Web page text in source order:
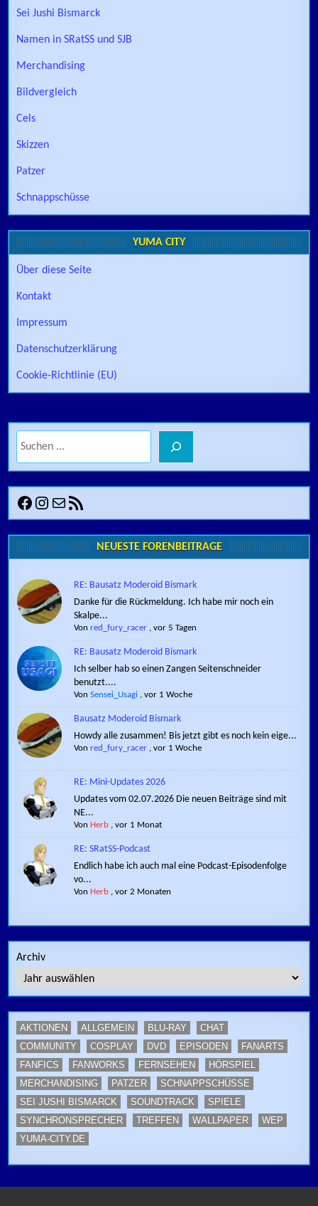
Sei Jushi Bismarck
Namen in SRatSS und SJB
Merchandising
Bildvergleich
Cels
Skizzen
Patzer
Schnappschüsse
YUMA CITY
Über diese Seite
Kontakt
Impressum
Datenschutzerklärung
Cookie-Richtlinie (EU)
Facebook
Instagram
E-MailRSS-Feed
NEUESTE FORENBEITRÄGE
RE: Bausatz Moderoid Bismark
Danke für die Rückmeldung. Ich habe mir noch ein
Skalpe...
Vonred_fury_racer ,vor 5 Tagen
RE: Bausatz Moderoid Bismark
Ich selber hab so einen Zangen Seitenschneider
benutzt....
VonSensei_Usagi ,vor 1 Woche
Bausatz Moderoid Bismark
Howdy alle zusammen! Bis jetzt gibt es noch kein eige...
Vonred_fury_racer ,vor 1 Woche
RE: Mini-Updates 2026
Updates vom 02.07.2026 Die neuen Beiträge sind mit
NE...
Von Herb ,vor 1 Monat
RE: SRatSS-Podcast
Endlich habe ich auch mal eine Podcast-Episodenfolge
vo...
Von Herb ,vor 2 Monaten
Archiv
AKTIONEN ALLGEMEIN BLU-RAY
CHAT
COMMUNITY
COSPLAY DVD EPISODEN
FANARTS
FANFICS
FANWORKS FERNSEHEN
HÖRSPIEL
MERCHANDISING
PATZER
SCHNAPPSCHÜSSE
SEI JUSHI BISMARCK
SOUNDTRACK
SPIELE
SYNCHRONSPRECHER
TREFFEN WALLPAPER
WEP
YUMA-CITY.DE